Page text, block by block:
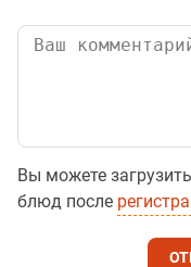
Вы можете
блюд после